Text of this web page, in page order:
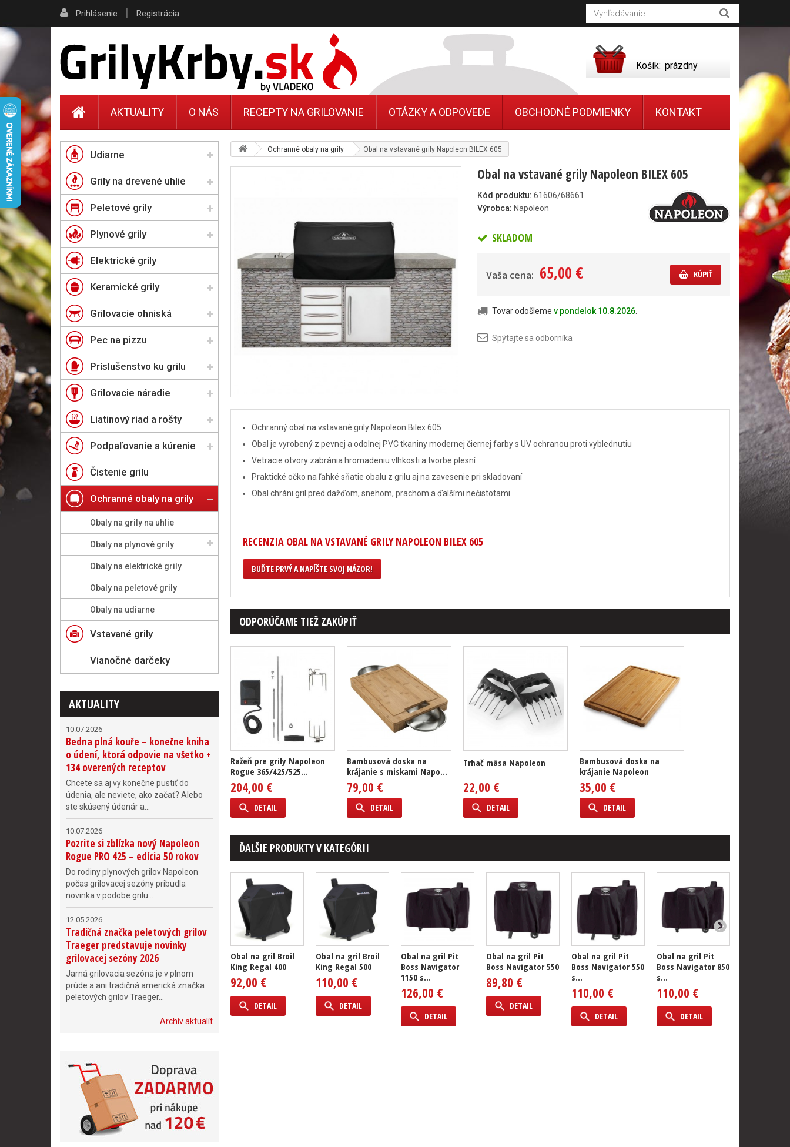
Ochranné obaly na grily Obal na vstavané grily Napoleon BILEX 605
Obal na vstavané grily Napoleon BILEX 605
Kód produktu: 61606/68661
Výrobca: Napoleon
SKLADOM
Vaša cena: 65,00 € KÚPIŤ
Tovar odošleme v pondelok 10.8.2026
Spýtajte sa odborníka
Ochranný obal na vstavané grily Napoleon Bilex 605
Obal je vyrobený z pevnej a odolnej PVC tkaniny modernej čiernej farby s UV ochranou proti vyblednutiu
Vetracie otvory zabránia hromadeniu vlhkosti a tvorbe plesní
Praktické očko na ľahké sňatie obalu z grilu aj na zavesenie pri skladovaní
Obal chráni gril pred dažďom, snehom, prachom a ďalšími nečistotami
RECENZIA OBAL NA VSTAVANÉ GRILY NAPOLEON BILEX 605
BUĎTE PRVÝ A NAPÍŠTE SVOJ NÁZOR!
ODPORÚČAME TIEŽ ZAKÚPIŤ
Ražeň pre grily Napoleon
Rogue 365/425/525...
204,00 €
DETAIL
Bambusová doska na
krájanie s miskami Napo...
79,00 €
DETAIL
Trhač mäsa Napoleon
22,00 €
DETAIL
Bambusová doska na
krájanie Napoleon
35,00 €
DETAIL
ĎALŠIE PRODUKTY V KATEGÓRII
Obal na gril Broil
King Regal 400
92,00 €
DETAIL
Obal na gril Broil
King Regal 500
110,00 €
DETAIL
Obal na gril Pit
Boss Navigator
1150 s...
126,00 €
DETAIL
Obal na gril Pit
Boss Navigator 550
89,80 €
DETAIL
Obal na gril Pit
Boss Navigator 550
s...
110,00 €
DETAIL
Obal na gril Pit
Boss Navigator 850
s...
110,00 €
DETAIL
Udiarne
Grily na drevené uhlie
Peletové grily
Plynové grily
Elektrické grily
Keramické grily
Grilovacie ohniská
Pec na pizzu
Príslušenstvo ku grilu
Grilovacie náradie
Liatinový riad a rošty
Podpaľovanie a kúrenie
Čistenie grilu
Ochranné obaly na grily
Obaly na grily na uhlie
Obaly na plynové grily
Obaly na elektrické grily
Obaly na peletové grily
Obaly na udiarne
Vstavané grily
Vianočné darčeky
AKTUALITY
10.07.2026
Bedna plná kouře – konečne kniha
o údení, ktorá odpovie na všetko +
134 overených receptov
Chcete sa aj vy konečne pustiť do
údenia, ale neviete, ako začať? Alebo
ste skúsený údenár a...
10.07.2026
Pozrite si zblízka nový Napoleon
Rogue PRO 425 – edícia 50 rokov
Do rodiny plynových grilov Napoleon
počas grilovacej sezóny pribudla
novinka v podobe grilu...
12.05.2026
Tradičná značka peletových grilov
Traeger predstavuje novinky
grilovacej sezóny 2026
Jarná grilovacia sezóna je v plnom
prúde a ani tradičná americká značka
peletových grilov Traeger...
Archív aktualít
Prihlásenie | Registrácia
Košík: prázdny
AKTUALITY O NÁS RECEPTY NA GRILOVANIE OTÁZKY A ODPOVEDE OBCHODNÉ PODMIENKY KONTAKT